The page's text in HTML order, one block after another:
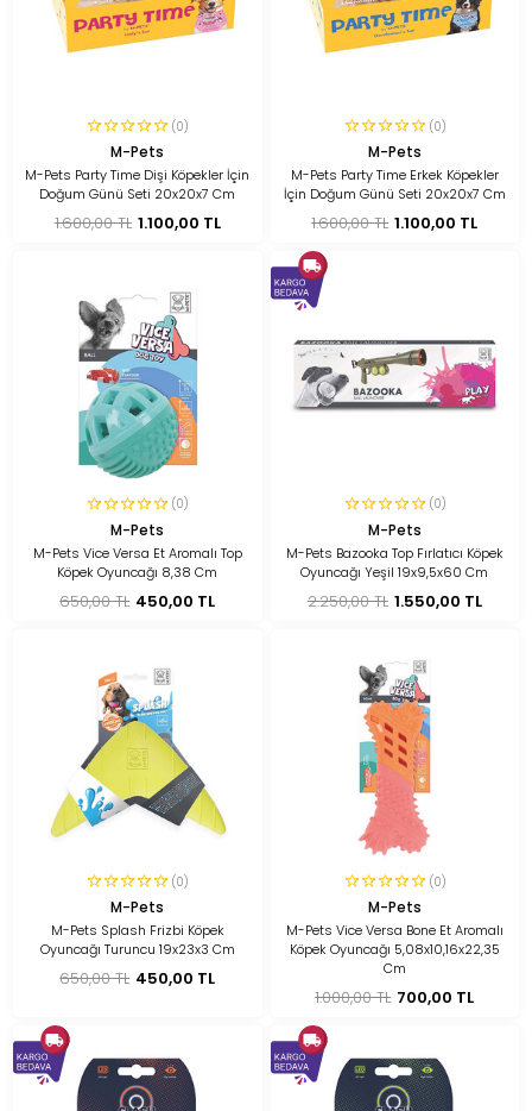
(0)
M-Pets
M-Pets Party Time Dişi Köpekler İçin
Doğum Günü Seti 20x20x7 Cm
1.600,00 TL 1.100,00 TL
(0)
M-Pets
M-Pets Party Time Erkek Köpekler
İçin Doğum Günü Seti 20x20x7 Cm
1.600,00 TL 1.100,00 TL
(0)
M-Pets
M-Pets Vice Versa Et Aromalı Top
Köpek Oyuncağı 8,38 Cm
650,00 TL 450,00 TL
(0)
M-Pets
M-Pets Bazooka Top Fırlatıcı Köpek
Oyuncağı Yeşil 19x9,5x60 Cm
2.250,00 TL 1.550,00 TL
(0)
M-Pets
M-Pets Splash Frizbi Köpek
Oyuncağı Turuncu 19x23x3 Cm
650,00 TL 450,00 TL
(0)
M-Pets
M-Pets Vice Versa Bone Et Aromalı
Köpek Oyuncağı 5,08x10,16x22,35
Cm
1.000,00 TL 700,00 TL